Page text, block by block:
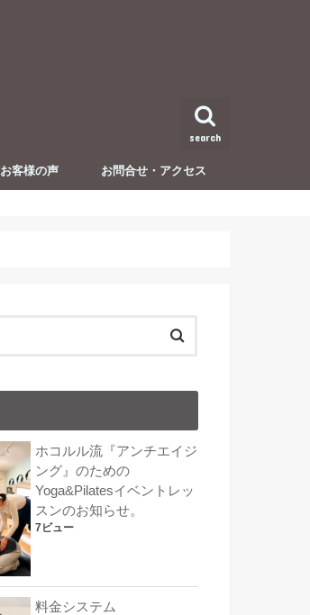
search
お客様の声 お問合せ・アクセス
ホコルル流『アンチエイジ
ング』のための
Yoga&Pilatesイベントレッ
スンのお知らせ。
7ビュー
料金システム